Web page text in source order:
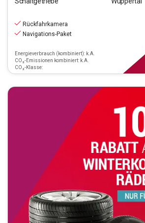
Rückfahrkamera
Navigations-Paket
Energieverbrauch (kombiniert): k.A.
CO₂-Emissionen kombiniert: k.A.
CO₂-Klasse: